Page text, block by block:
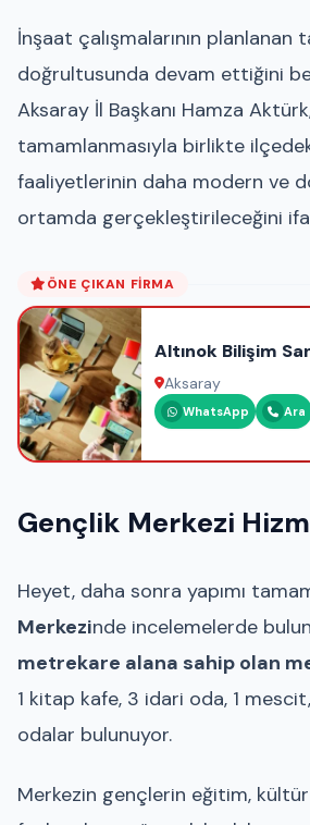
İnşaat çalışmalarının planlanan
doğrultusunda devam ettiğini
Aksaray İl Başkanı Hamza
tamamlanmasıyla birlikte
faaliyetlerinin daha modern ve
ortamda gerçekleştirileceğini
ÖNE ÇIKAN FIRMA
Altınok Bilişim
Akademisi
Aksaray
WhatsApp Ara
Gençlik Merkezi
Heyet, daha sonra yapımı
Merkezinde incelemelerde
metrekare alana sahip olan
1 kitap kafe, 3 idari oda, 1
odalar bulunuyor.
Merkezin gençlerin eğitim,